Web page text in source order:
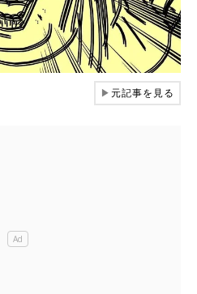
▶元記事を見る